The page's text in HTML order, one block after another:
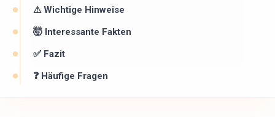
⚠ Wichtige Hinweise ️
🤯 Interessante Fakten
✅ Fazit
❓ Häufige Fragen